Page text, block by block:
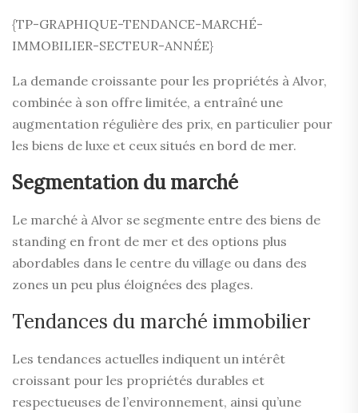
{TP-GRAPHIQUE-TENDANCE-MARCHÉ-
IMMOBILIER-SECTEUR-ANNÉE}
La demande croissante pour les propriétés à Alvor,
combinée à son offre limitée, a entraîné une
augmentation régulière des prix, en particulier pour
les biens de luxe et ceux situés en bord de mer.
Segmentation du marché
Le marché à Alvor se segmente entre des biens de
standing en front de mer et des options plus
abordables dans le centre du village ou dans des
zones un peu plus éloignées des plages.
Tendances du marché immobilier
Les tendances actuelles indiquent un intérêt
croissant pour les propriétés durables et
respectueuses de l’environnement, ainsi qu’une